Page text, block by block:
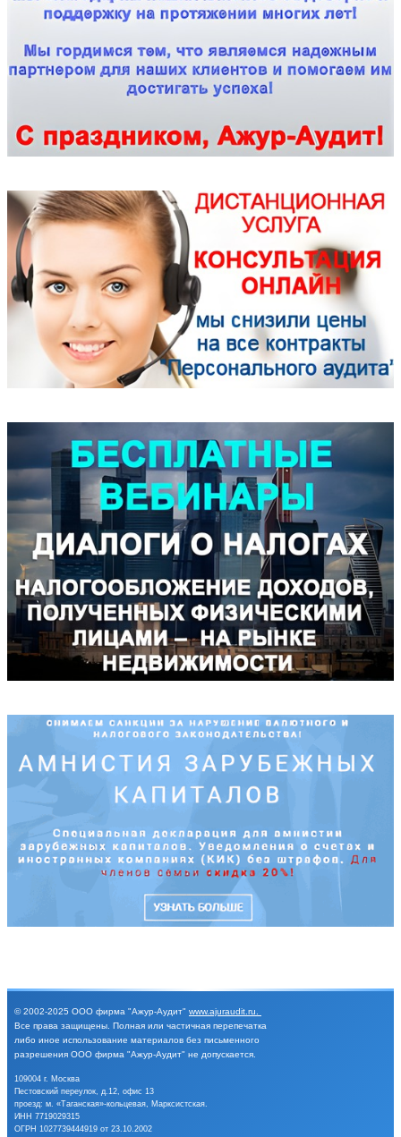
© 2002-2025 ООО фирма "Ажур-Аудит" www.ajuraudit.ru
Все права защищены. Полная или частичная перепечатка
либо иное использование материалов без письменного
разрешения ООО фирма "Ажур-Аудит" не допускается.
109004 г. Москва
Пестовский переулок, д.12, офис 13
проезд: м. «Таганская»-кольцевая, Марксистская.
ИНН 7719029315
ОГРН 1027739444919 от 23.10.2002